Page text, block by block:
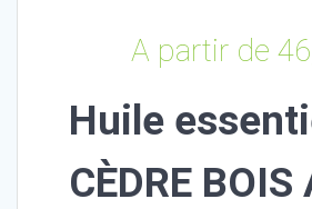
A partir de
Huile
CÈDRE BOIS